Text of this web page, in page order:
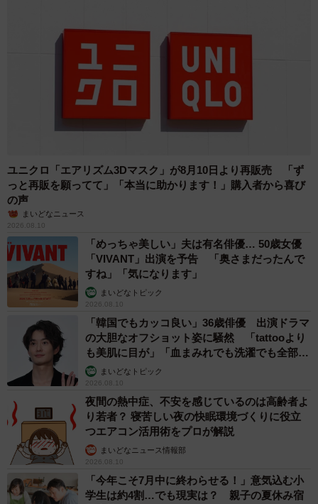
ユニクロ「エアリズム3Dマスク」が8月10日より再販売 「ず
っと再販を願ってて」「本当に助かります！」購入者から喜び
の声
まいどなニュース
2026.08.10
「めっちゃ美しい」夫は有名俳優… 50歳女優
「VIVANT」出演を予告 「奥さまだったんで
すね」「気になります」
まいどなトピック
2026.08.10
「韓国でもカッコ良い」36歳俳優 出演ドラマ
の大胆なオフショット姿に騒然 「tattooより
も美肌に目が」「血まみれでも洗濯でも全部か
っこいい」
まいどなトピック
2026.08.10
夜間の熱中症、不安を感じているのは高齢者よ
り若者？ 寝苦しい夜の快眠環境づくりに役立
つエアコン活用術をプロが解説
まいどなニュース情報部
2026.08.10
「今年こそ7月中に終わらせる！」意気込む小
学生は約4割…でも現実は？ 親子の夏休み宿